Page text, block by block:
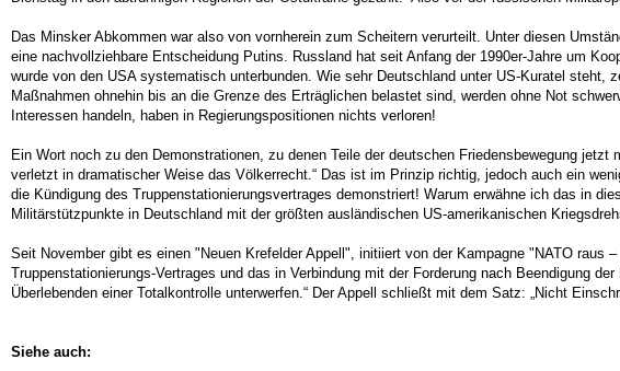
Das Minsker Abkommen war also von vornherein zum Scheitern verurteilt. Unter diesen
eine nachvollziehbare Entscheidung Putins. Russland hat seit Anfang der 1990er-Jahre um
wurde von den USA systematisch unterbunden. Wie sehr Deutschland unter US-Kuratel steht,
Maßnahmen ohnehin bis an die Grenze des Erträglichen belastet sind, werden ohne Not
Interessen handeln, haben in Regierungspositionen nichts verloren!
Ein Wort noch zu den Demonstrationen, zu denen Teile der deutschen Friedensbewegung
verletzt in dramatischer Weise das Völkerrecht.“ Das ist im Prinzip richtig, jedoch auch ein
die Kündigung des Truppenstationierungsvertrages demonstriert! Warum erwähne ich das in
Militärstützpunkte in Deutschland mit der größten ausländischen US-amerikanischen
Seit November gibt es einen "Neuen Krefelder Appell", initiiert von der Kampagne "NATO
Truppenstationierungs-Vertrages und das in Verbindung mit der Forderung nach Beendigung
Überlebenden einer Totalkontrolle unterwerfen.“ Der Appell schließt mit dem Satz: „Nicht
Siehe auch: